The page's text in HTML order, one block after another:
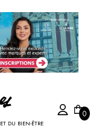
DU BIEN-ÊTRE
0